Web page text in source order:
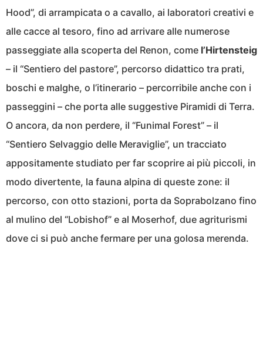
Hood”, di arrampicata o a cavallo, ai laboratori creativi e
alle cacce al tesoro, fino ad arrivare alle numerose
passeggiate alla scoperta del Renon, come l’Hirtensteig
– il “Sentiero del pastore”, percorso didattico tra prati,
boschi e malghe, o l’itinerario – percorribile anche con i
passeggini – che porta alle suggestive Piramidi di Terra.
O ancora, da non perdere, il “Funimal Forest” – il
“Sentiero Selvaggio delle Meraviglie”, un tracciato
appositamente studiato per far scoprire ai più piccoli, in
modo divertente, la fauna alpina di queste zone: il
percorso, con otto stazioni, porta da Soprabolzano fino
al mulino del “Lobishof” e al Moserhof, due agriturismi
dove ci si può anche fermare per una golosa merenda.